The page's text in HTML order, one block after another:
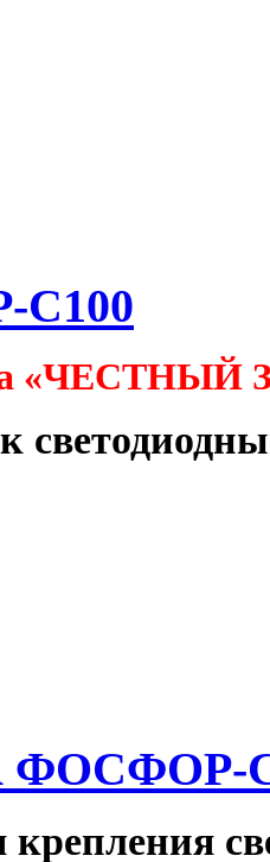
«ЧЕСТНЫЙ
ФОСФОР-
крепления